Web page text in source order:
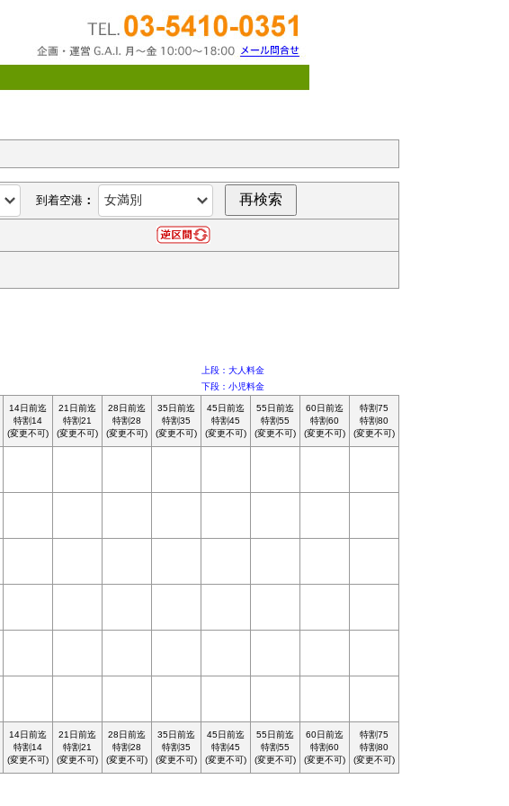
到着空港 ：
上段：大人料金
下段：小児料金
14日前迄
特割14
(変更不可)
21日前迄
特割21
(変更不可)
28日前迄
特割28
(変更不可)
35日前迄
特割35
(変更不可)
45日前迄
特割45
(変更不可)
55日前迄
特割55
(変更不可)
60日前迄
特割60
(変更不可)
特割75
特割80
(変更不可)
14日前迄
特割14
(変更不可)
21日前迄
特割21
(変更不可)
28日前迄
特割28
(変更不可)
35日前迄
特割35
(変更不可)
45日前迄
特割45
(変更不可)
55日前迄
特割55
(変更不可)
60日前迄
特割60
(変更不可)
特割75
特割80
(変更不可)